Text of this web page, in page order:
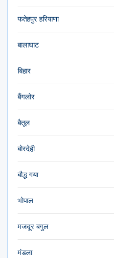
फतेहपुर हरियाणा
बालाघाट
बिहार
बैंगलोर
बैतूल
बोरदेही
बौद्ध गया
भोपाल
मजदूर बगुल
मंडला